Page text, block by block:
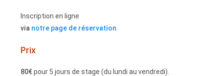
Inscription en ligne
via notre page de réservation
Prix
80€pour 5 jours de stage (du lundi au vendredi).